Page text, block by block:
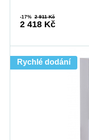
-17% 2 911 Kč
2 418 Kč
Rychlé dodání